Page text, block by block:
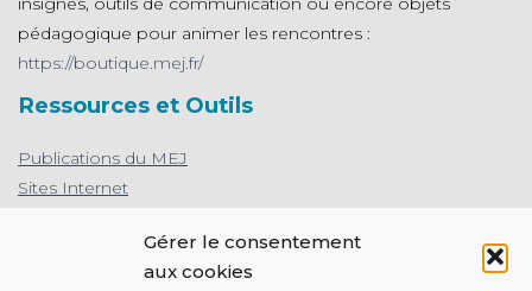
Gérer le consentement
aux cookies
pédagogique pour animer les rencontres :
https://boutique.mej.fr/
Ressources et Outils
Publications du MEJ
Sites Internet
Protection des mineurs : le MEJ s’engage